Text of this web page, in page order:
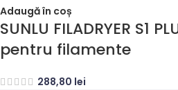
Adaugă în coș
SUNLU FILADRYER S1
pentru filamente
288,80 lei